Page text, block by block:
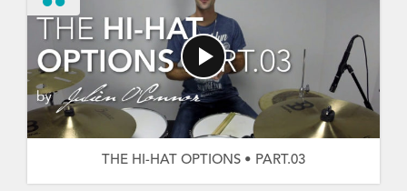
THE HI-HAT OPTIONS • PART.03